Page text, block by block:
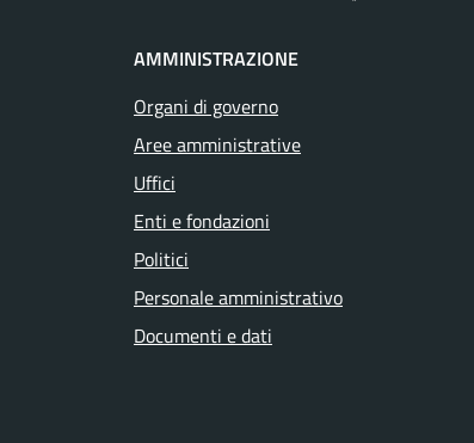
AMMINISTRAZIONE
Organi di governo
Aree amministrative
Uffici
Enti e fondazioni
Politici
Personale amministrativo
Documenti e dati